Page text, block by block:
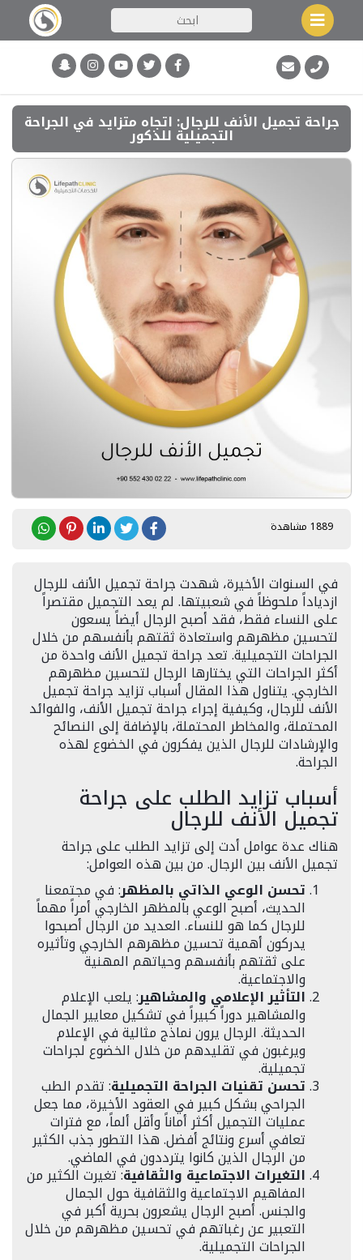
جراحة تجميل الأنف للرجال: اتجاه متزايد في الجراحة
التجميلية للذكور
1889 مشاهدة
في السنوات الأخيرة، شهدت جراحة تجميل الأنف للرجال
ازدياداً ملحوظاً في شعبيتها. لم يعد التجميل مقتصراً
على النساء فقط، فقد أصبح الرجال أيضاً يسعون
لتحسين مظهرهم واستعادة ثقتهم بأنفسهم من خلال
الجراحات التجميلية. تعد جراحة تجميل الأنف واحدة من
أكثر الجراحات التي يختارها الرجال لتحسين مظهرهم
الخارجي. يتناول هذا المقال أسباب تزايد جراحة تجميل
الأنف للرجال، وكيفية إجراء جراحة تجميل الأنف، والفوائد
المحتملة، والمخاطر المحتملة، بالإضافة إلى النصائح
والإرشادات للرجال الذين يفكرون في الخضوع لهذه
الجراحة.
أسباب تزايد الطلب على جراحة
تجميل الأنف للرجال
هناك عدة عوامل أدت إلى تزايد الطلب على جراحة
تجميل الأنف بين الرجال. من بين هذه العوامل:
تحسن الوعي الذاتي بالمظهر: في مجتمعنا
الحديث، أصبح الوعي بالمظهر الخارجي أمراً مهماً
للرجال كما هو للنساء. العديد من الرجال أصبحوا
يدركون أهمية تحسين مظهرهم الخارجي وتأثيره
على ثقتهم بأنفسهم وحياتهم المهنية
والاجتماعية.
التأثير الإعلامي والمشاهير: يلعب الإعلام
والمشاهير دوراً كبيراً في تشكيل معايير الجمال
الحديثة. الرجال يرون نماذج مثالية في الإعلام
ويرغبون في تقليدهم من خلال الخضوع لجراحات
تجميلية.
تحسن تقنيات الجراحة التجميلية: تقدم الطب
الجراحي بشكل كبير في العقود الأخيرة، مما جعل
عمليات التجميل أكثر أماناً وأقل ألماً، مع فترات
تعافي أسرع ونتائج أفضل. هذا التطور جذب الكثير
من الرجال الذين كانوا يترددون في الماضي.
التغيرات الاجتماعية والثقافية: تغيرت الكثير من
المفاهيم الاجتماعية والثقافية حول الجمال
والجنس. أصبح الرجال يشعرون بحرية أكبر في
التعبير عن رغباتهم في تحسين مظهرهم من خلال
الجراحات التجميلية.